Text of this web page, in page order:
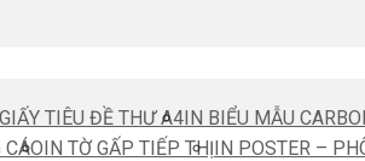
TIÊU ĐỀ THƯ A4IN BIỂU MẪU
CÁOIN TỜ GẤP TIẾP THỊIN POSTER –